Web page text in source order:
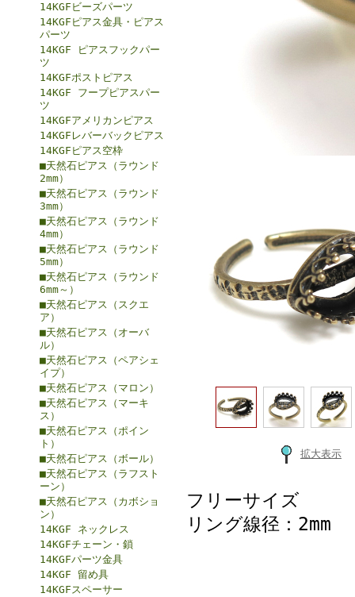
14KGFビーズパーツ
14KGFピアス金具・ピアス
パーツ
14KGF ピアスフックパー
ツ
14KGFポストピアス
14KGF フープピアスパー
ツ
14KGFアメリカンピアス
14KGFレバーバックピアス
14KGFピアス空枠
■天然石ピアス（ラウンド
2mm）
■天然石ピアス（ラウンド
3mm）
■天然石ピアス（ラウンド
4mm）
■天然石ピアス（ラウンド
5mm）
■天然石ピアス（ラウンド
6mm～）
■天然石ピアス（スクエ
ア）
■天然石ピアス（オーバ
ル）
■天然石ピアス（ペアシェ
イプ）
■天然石ピアス（マロン）
■天然石ピアス（マーキ
ス）
■天然石ピアス（ポイン
ト）
■天然石ピアス（ボール）
■天然石ピアス（ラフスト
ーン）
■天然石ピアス（カボショ
ン）
14KGF ネックレス
14KGFチェーン・鎖
14KGFパーツ金具
14KGF 留め具
14KGFスペーサー
拡大表示
フリーサイズ
リング線径：2mm